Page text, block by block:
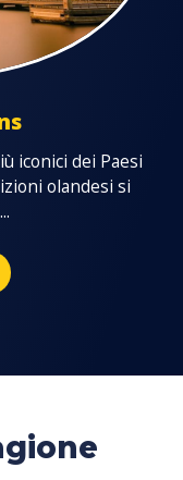
iconici dei Paesi
olandesi si